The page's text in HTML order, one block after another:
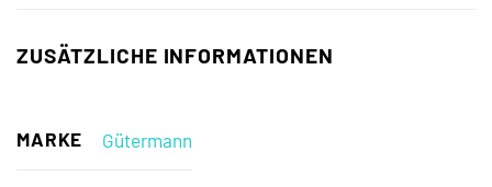
ZUSÄTZLICHE INFORMATIONEN
MARKE Gütermann